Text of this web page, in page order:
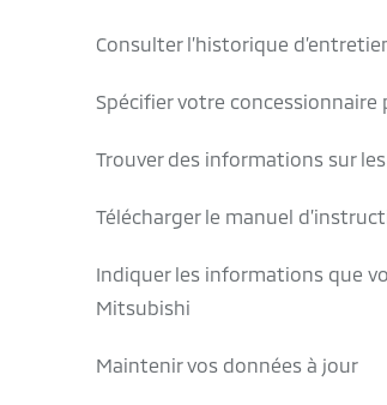
Consulter l’historique
Spécifier votre concessionnaire
Trouver des informations sur
Télécharger le manuel
Indiquer les informations que
Mitsubishi
Maintenir vos données à jour